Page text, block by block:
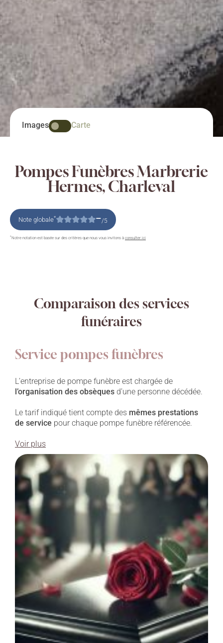
Images Carte
Pompes Funèbres Marbrerie
Hermes, Charleval
Note globale* –/5
*Notre notation est basée sur des critères que nous vous invitons à consulter ici
Comparaison des services
funéraires
Service pompes funèbres
L’entreprise de pompe funèbre est chargée de
l’organisation des obsèques d’une personne décédée.
Le tarif indiqué tient compte des mêmes prestations
de service pour chaque pompe funèbre référencée.
Voir plus